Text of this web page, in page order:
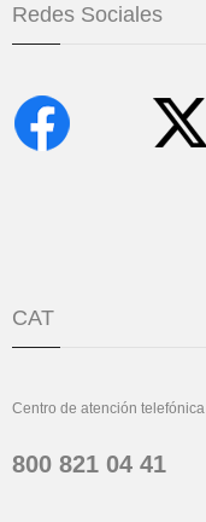
Redes Sociales
CAT
Centro de atención telefónica
800 821 04 41